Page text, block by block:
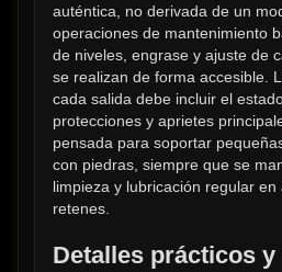
auténtica, no derivada de un
operaciones de mantenimiento
de niveles, engrase y ajuste de
se realizan de forma accesible.
cada salida debe incluir el
protecciones y aprietes
pensada para soportar
con piedras, siempre que se
limpieza y lubricación regular en
retenes.
Detalles prácticos y